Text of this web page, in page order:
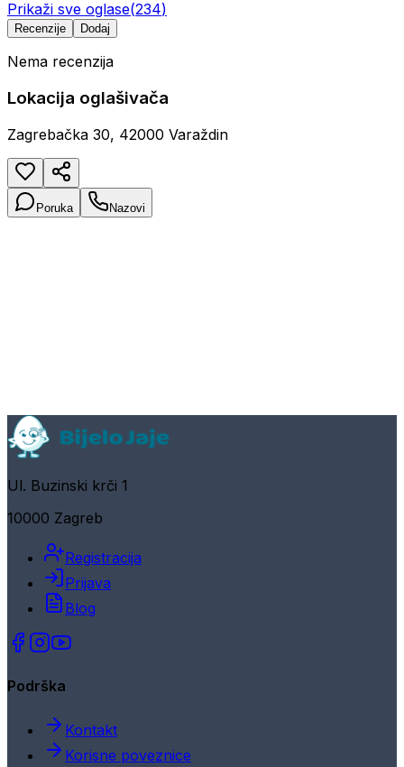
Prikaži sve oglase(234)
Recenzije Dodaj
Nema recenzija
Lokacija oglašivača
Zagrebačka 30, 42000 Varaždin
Poruka Nazovi
Ul. Buzinski krči 1
10000 Zagreb
Registracija
Prijava
Blog
Podrška
Kontakt
Korisne poveznice